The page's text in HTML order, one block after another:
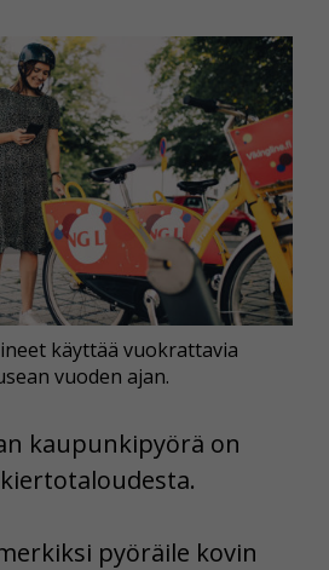
käyttää vuokrattavia
vuoden ajan.
kaupunkipyörä on
pyöräile kovin